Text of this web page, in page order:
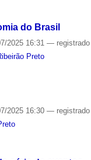
do Brasil
2025 16:31— registrado
Preto
2025 16:30— registrado